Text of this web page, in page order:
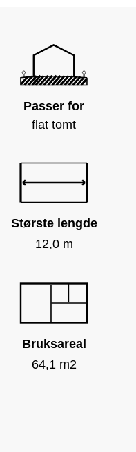
Passer for
flat tomt
Største lengde
12,0 m
Bruksareal
64,1 m2